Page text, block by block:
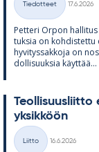
Kategoriat
Tiedotteet
17.6.2026
Pet­teri Or­pon
tuk­sia on koh­dis­tettu
hy­vi­tys­sak­koja on
dol­li­suuk­sia käyt­tää...
Teol­li­suus­liitto
yk­sik­köön
Kategoriat
Liitto
16.6.2026